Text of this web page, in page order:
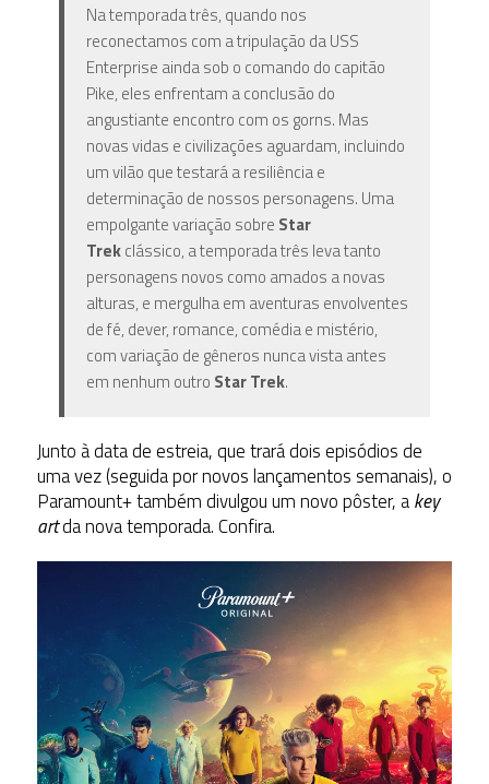
Na temporada três, quando nos
reconectamos com a tripulação da USS
Enterprise ainda sob o comando do capitão
Pike, eles enfrentam a conclusão do
angustiante encontro com os gorns. Mas
novas vidas e civilizações aguardam, incluindo
um vilão que testará a resiliência e
determinação de nossos personagens. Uma
empolgante variação sobre Star
Trekclássico, a temporada três leva tanto
personagens novos como amados a novas
alturas, e mergulha em aventuras envolventes
de fé, dever, romance, comédia e mistério,
com variação de gêneros nunca vista antes
em nenhum outro Star Trek.
Junto à data de estreia, que trará dois episódios de
uma vez (seguida por novos lançamentos semanais), o
Paramount+ também divulgou um novo pôster, akey
artda nova temporada. Confira.